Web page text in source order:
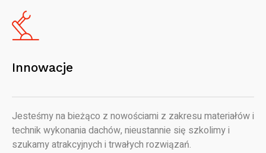
Innowacje
Jesteśmy na bieżąco z nowościami z zakresu materiałów i
technik wykonania dachów, nieustannie się szkolimy i
szukamy atrakcyjnych i trwałych rozwiązań.